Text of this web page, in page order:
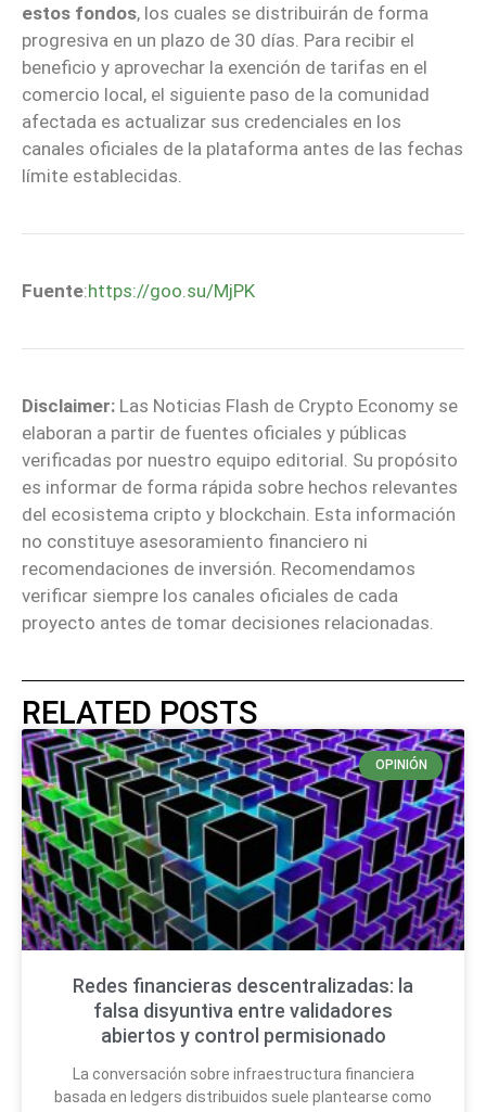
estos fondos, los cuales se distribuirán de forma
progresiva en un plazo de 30 días. Para recibir el
beneficio y aprovechar la exención de tarifas en el
comercio local, el siguiente paso de la comunidad
afectada es actualizar sus credenciales en los
canales oficiales de la plataforma antes de las fechas
límite establecidas.
Fuente:https://goo.su/MjPK
Disclaimer: Las Noticias Flash de Crypto Economy se
elaboran a partir de fuentes oficiales y públicas
verificadas por nuestro equipo editorial. Su propósito
es informar de forma rápida sobre hechos relevantes
del ecosistema cripto y blockchain. Esta información
no constituye asesoramiento financiero ni
recomendaciones de inversión. Recomendamos
verificar siempre los canales oficiales de cada
proyecto antes de tomar decisiones relacionadas.
RELATED POSTS
OPINIÓN
Redes financieras descentralizadas: la
falsa disyuntiva entre validadores
abiertos y control permisionado
La conversación sobre infraestructura financiera
basada en ledgers distribuidos suele plantearse como